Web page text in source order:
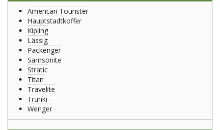
American Tourister
Hauptstadtkoffer
Kipling
Lässig
Packenger
Samsonite
Stratic
Titan
Travelite
Trunki
Wenger